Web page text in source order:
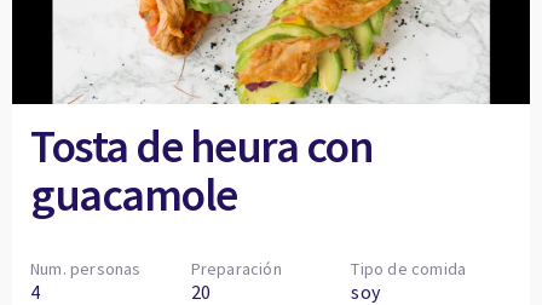
Tosta de heura con
guacamole
Num. personas
4
Preparación
20
Tipo de comida
soy